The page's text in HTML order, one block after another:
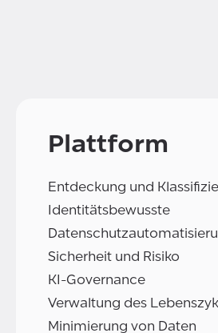
Plattform
Entdeckung und
Identitätsbewusste
Sicherheit und Risiko
KI-Governance
Verwaltung des
Minimierung von Daten